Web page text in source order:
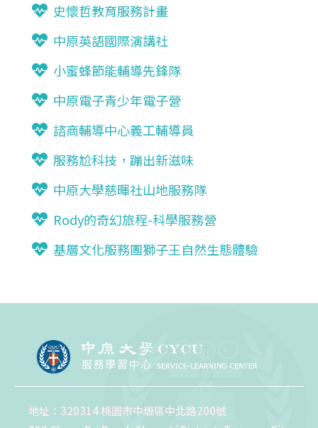
史懷哲教育服務計畫
中原英語國際演講社
小蜜蜂節能輔導先鋒隊
中原電子青少年電子營
諮商輔導中心義工輔導員
服務尬科技，蹦出新滋味
中原大學慈暉社山地服務隊
Rody的奇幻旅程-科學服務營
基層文化服務團獅子王自然生態體驗
地址：320314 桃園市中壢區中北路200號